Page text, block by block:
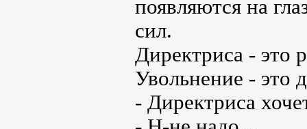
появляются на
сил.
Директриса - это
Увольнение - это
- Директриса